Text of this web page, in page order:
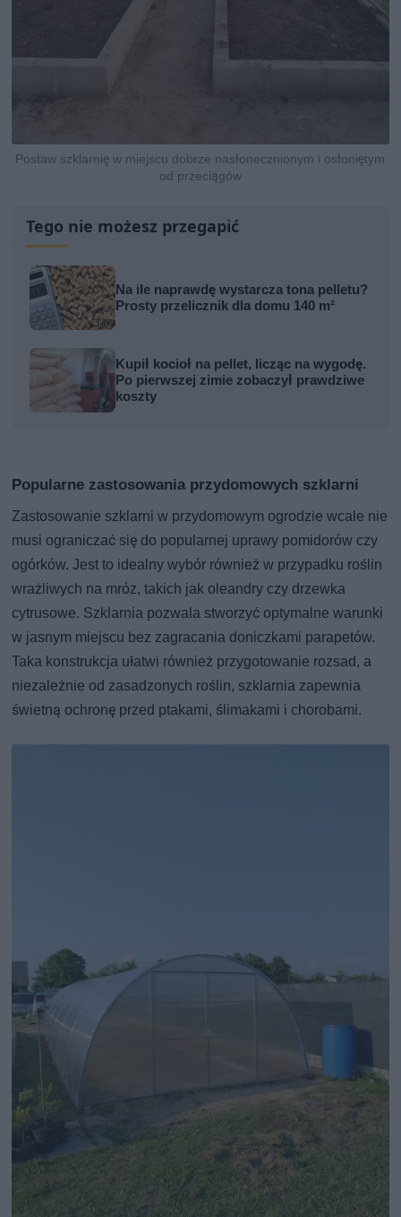
Postaw szklarnię w miejscu dobrze nasłonecznionym i osłoniętym
od przeciągów
Tego nie możesz przegapić
Na ile naprawdę wystarcza tona pelletu?
Prosty przelicznik dla domu 140 m²
Kupił kocioł na pellet, licząc na wygodę.
Po pierwszej zimie zobaczył prawdziwe
koszty
Popularne zastosowania przydomowych szklarni
Zastosowanie szklarni w przydomowym ogrodzie wcale nie
musi ograniczać się do popularnej uprawy pomidorów czy
ogórków. Jest to idealny wybór również w przypadku roślin
wrażliwych na mróz, takich jak oleandry czy drzewka
cytrusowe. Szklarnia pozwala stworzyć optymalne warunki
w jasnym miejscu bez zagracania doniczkami parapetów.
Taka konstrukcja ułatwi również przygotowanie rozsad, a
niezależnie od zasadzonych roślin, szklarnia zapewnia
świetną ochronę przed ptakami, ślimakami i chorobami.